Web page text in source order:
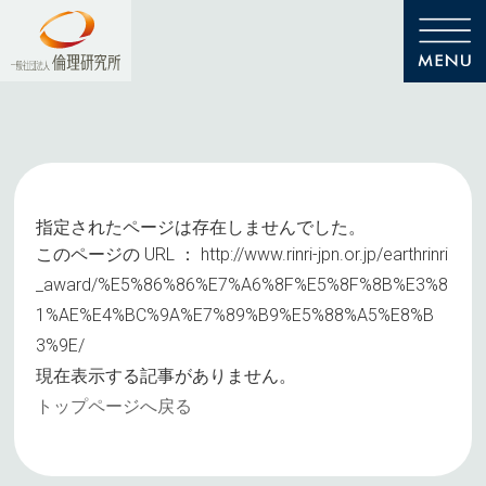
指定されたページは存在しませんでした。
このページの URL ： http://www.rinri-jpn.or.jp/earthrinri
_award/%E5%86%86%E7%A6%8F%E5%8F%8B%E3%8
1%AE%E4%BC%9A%E7%89%B9%E5%88%A5%E8%B
3%9E/
現在表示する記事がありません。
トップページへ戻る